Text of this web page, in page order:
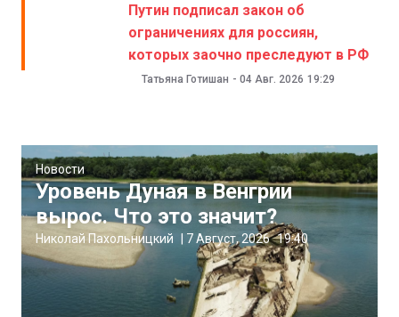
Путин подписал закон об
ограничениях для россиян,
которых заочно преследуют в РФ
Татьяна Готишан - 04 Авг. 2026 19:29
Новости
Уровень Дуная в Венгрии
вырос. Что это значит?
Николай Пахольницкий | 7 Август, 2026 19:40